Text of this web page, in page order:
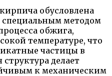
обусловлена
специальным методом
обжига,
температуре, что
частицы в
делает
к механическим